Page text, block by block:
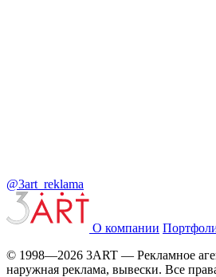
@3art_reklama
О компании
© 1998—2026 3ART — Рекламное
наружная реклама, вывески. Все